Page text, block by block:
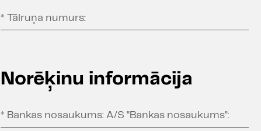
* Tālruņa numurs:
Norēķinu informācija
* Bankas nosaukums: A/S "Bankas nosaukums":